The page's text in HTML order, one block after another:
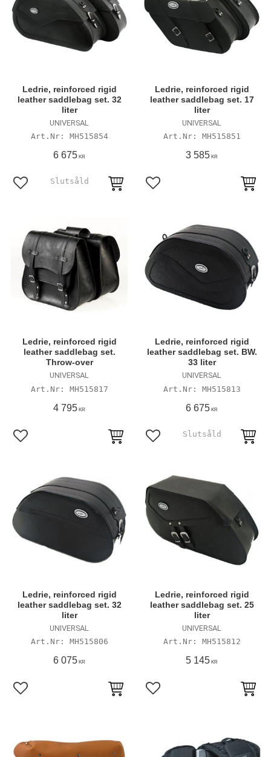
Ledrie, reinforced rigid
leather saddlebag set. 32
liter
UNIVERSAL
MH515854
6 675 KR
Lägg till i favoriter
Ledrie, reinforced rigid
leather saddlebag set. 17
liter
UNIVERSAL
MH515851
3 585 KR
Lägg till i favoriter
Ledrie, reinforced rigid
leather saddlebag set.
Throw-over
UNIVERSAL
MH515817
4 795 KR
Lägg till i favoriter
Ledrie, reinforced rigid
leather saddlebag set. BW.
33 liter
UNIVERSAL
MH515813
6 675 KR
Lägg till i favoriter
Ledrie, reinforced rigid
leather saddlebag set. 32
liter
UNIVERSAL
MH515806
6 075 KR
Lägg till i favoriter
Ledrie, reinforced rigid
leather saddlebag set. 25
liter
UNIVERSAL
MH515812
5 145 KR
Lägg till i favoriter